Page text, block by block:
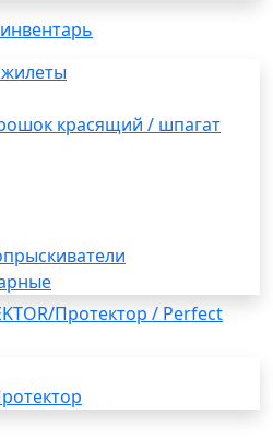
красящий / шпагат
Протектор / Perfect